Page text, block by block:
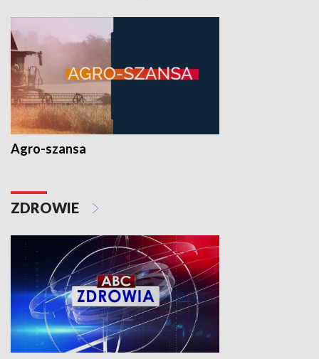
Agro-szansa
ZDROWIE